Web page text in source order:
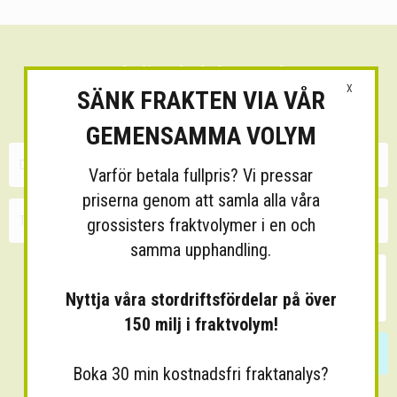
Sänk dina fraktkostnader!
30 minuters kostnadsfri konsultation
X
SÄNK FRAKTEN VIA VÅR
GEMENSAMMA VOLYM
Varför betala fullpris? Vi pressar
priserna genom att samla alla våra
grossisters fraktvolymer i en och
samma upphandling.
Nyttja våra stordriftsfördelar på över
150 milj i fraktvolym!
Boka 30 min kostnadsfri fraktanalys?